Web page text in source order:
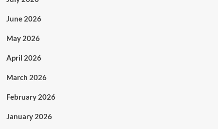
June 2026
May 2026
April 2026
March 2026
February 2026
January 2026